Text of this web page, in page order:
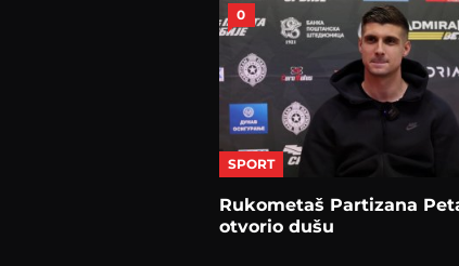
0
SPORT
Rukometaš Partizana
otvorio dušu